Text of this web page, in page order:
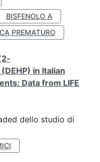
BISFENOLO A
PREMATURO
in Italian
Data from LIFE
dello studio di